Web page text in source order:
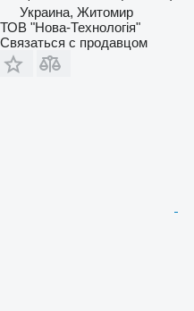
Украина, Житомир
ТОВ "Нова-Технологія"
Связаться с продавцом